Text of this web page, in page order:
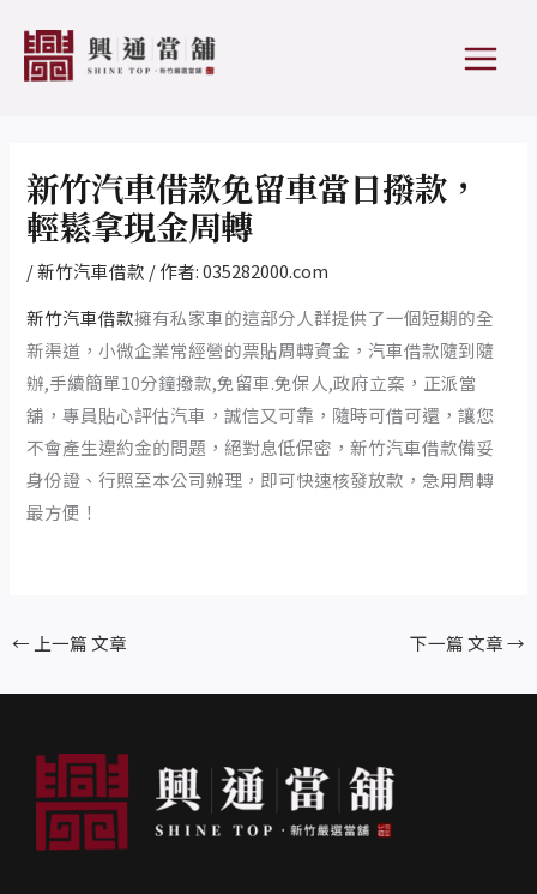
新竹汽車借款免留車當日撥款，
輕鬆拿現金周轉
/新竹汽車借款 / 作者:035282000.com
新竹汽車借款擁有私家車的這部分人群提供了一個短期的全
新渠道，小微企業常經營的票貼周轉資金，汽車借款隨到隨
辦,手續簡單10分鐘撥款,免留車.免保人,政府立案，正派當
舖，專員貼心評估汽車，誠信又可靠，隨時可借可還，讓您
不會產生違約金的問題，絕對息低保密，新竹汽車借款備妥
身份證、行照至本公司辦理，即可快速核發放款，急用周轉
最方便！
navigation
← 上一篇 文章 下一篇 文章→